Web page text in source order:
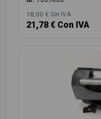
18,00 € Sin IVA
21,78 € Con IVA